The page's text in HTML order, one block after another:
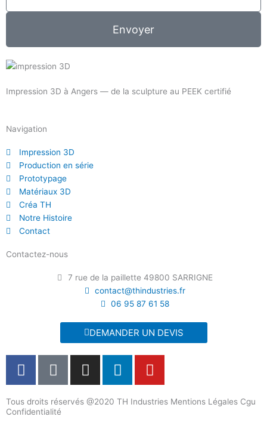
Envoyer
Impression 3D à Angers — de la sculpture au PEEK certifié
Navigation
Impression 3D
Production en série
Prototypage
Matériaux 3D
Créa TH
Notre Histoire
Contact
Contactez-nous
7 rue de la paillette 49800 SARRIGNE
contact@thindustries.fr
06 95 87 61 58
DEMANDER UN DEVIS
F
a
e
T
i
t
I
n
t
L
i
k
Y
o
t
Tous droits réservés @2020 TH Industries Mentions Légales Cgu
Confidentialité